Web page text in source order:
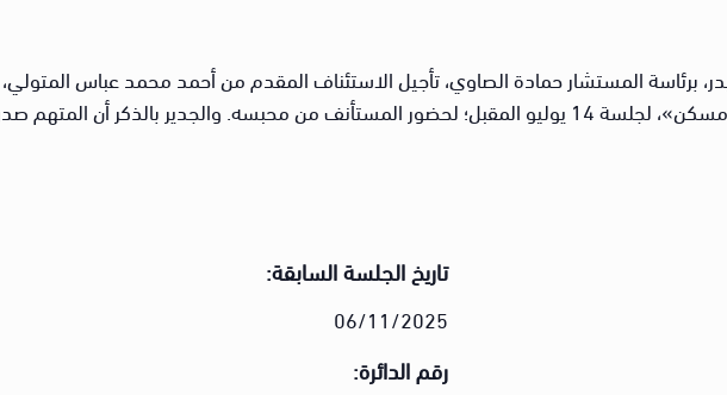
برئاسة المستشار حمادة الصاوي، تأجيل الاستئناف المقدم من أحمد محمد عباس
والرئيسي في أحداث تظاهرات منطقة «الألف مسكن»، لجلسة 14 يوليو المقبل؛ لحضور المستأنف من محبسه. والجدير
تاريخ الجلسة السابقة:
06/11/2025
رقم الدائرة: